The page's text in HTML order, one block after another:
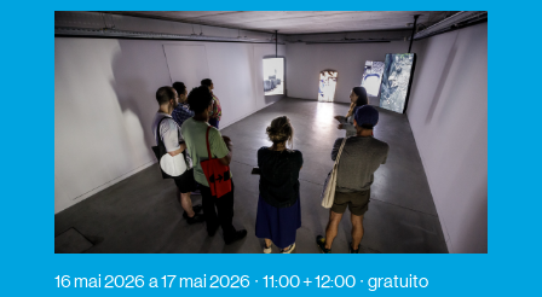
16 mai 2026 a 17 mai 2026 11:00 + 12:00
gratuito